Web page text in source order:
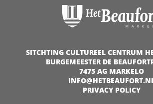
SITCHTING CULTUREEL CENTRUM
BURGEMEESTER DE
7475 AG MARKELO
PRIVACY POLICY